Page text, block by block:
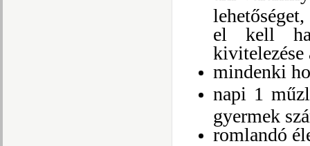
el kell
kivitelezése
mindenki
napi 1
gyermek
romlandó